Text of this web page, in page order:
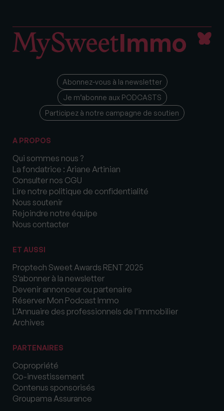
Abonnez-vous à la newsletter
Je m’abonne aux PODCASTS
Participez à notre campagne de soutien
A PROPOS
Qui sommes nous ?
La fondatrice : Ariane Artinian
Consulter nos CGU
Lire notre politique de confidentialité
Nous soutenir
Rejoindre notre équipe
Nous contacter
ET AUSSI
Proptech Sweet Awards RENT 2025
S’abonner à la newsletter
Devenir annonceur ou partenaire
Réserver Mon Podcast Immo
L’Annuaire des professionnels de l’immobilier
Archives
PARTENAIRES
Copropriété
Co-investissement
Contenus sponsorisés
Groupama Assurance